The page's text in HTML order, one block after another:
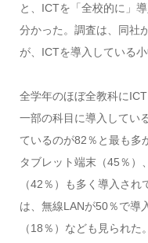
と、ICTを「全校的に」
分かった。調査は、同社
が、ICTを導入している
全学年のほぼ全教科に
一部の科目に導入してい
ているのが82％と最も多
タブレット端末（45％）
（42％）も多く導入さ
は、無線LANが50％で導
（18％）なども見られた。